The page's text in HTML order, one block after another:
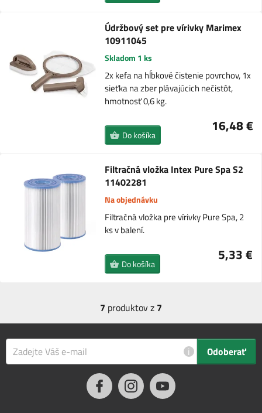
Údržbový set pre vírivky Marimex
10911045
Skladom 1 ks
2x kefa na hĺbkové čistenie povrchov, 1x
sieťka na zber plávajúcich nečistôt,
hmotnosť 0,6 kg.
16,48 €
Do košíka
Filtračná vložka Intex Pure Spa S2
11402281
Na objednávku
Filtračná vložka pre vírivky Pure Spa, 2
ks v balení.
5,33 €
Do košíka
7 produktov z 7
i Odoberať